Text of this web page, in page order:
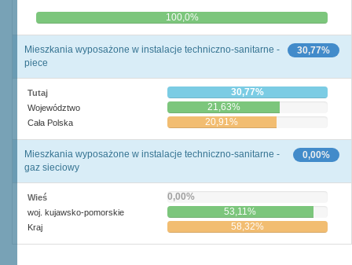
0,0% 100,0%
30,77%
Mieszkania wyposażone w instalacje techniczno-sanitarne -
piece
Tutaj 30,77%
Województwo 21,63%
Cała Polska 20,91%
0,00%
Mieszkania wyposażone w instalacje techniczno-sanitarne -
gaz sieciowy
Wieś 0,00%
woj. kujawsko-pomorskie 53,11%
Kraj 58,32%